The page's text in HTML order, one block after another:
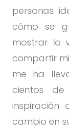
personas
cómo se
mostrar la
compartir
me ha
cientos de
inspiración
cambio en